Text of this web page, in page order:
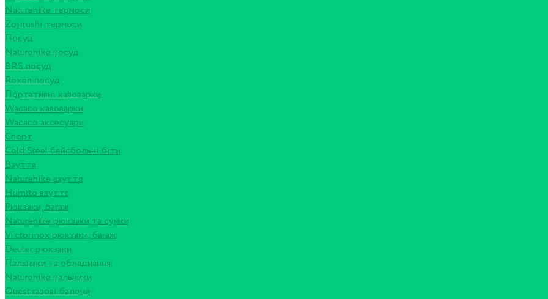
Naturehike термоси
Zojirushi термоси
Посуд
Naturehike посуд
BRS посуд
Roxon посуд
Портативні кавоварки
Wacaco кавоварки
Wacaco аксесуари
Спорт
Cold Steel бейсбольні біти
Взуття
Naturehike взуття
Humtto взуття
Рюкзаки, багаж
Naturehike рюкзаки та сумки
Victorinox рюкзаки, багаж
Deuter рюкзаки
Пальники та обладнання
Naturehike пальники
Quest газові балони